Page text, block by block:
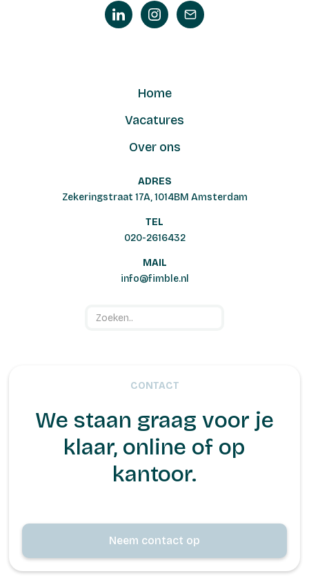
Home
Vacatures
Over ons
ADRES
Zekeringstraat 17A, 1014BM Amsterdam
TEL
020-2616432
MAIL
info@fimble.nl
CONTACT
We staan graag voor je
klaar, online of op
kantoor.
Neem contact op